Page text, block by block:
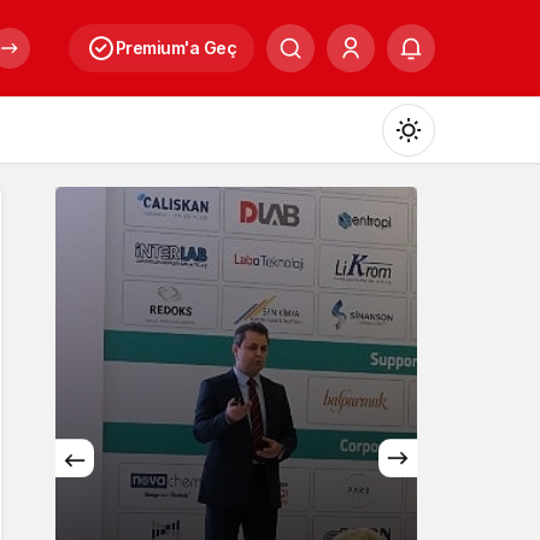
Premium'a Geç
Mod
değiştir
Gündüz Modu
Gündüz modunu seçin.
Gece Modu
Gece modunu seçin.
Sistem Modu